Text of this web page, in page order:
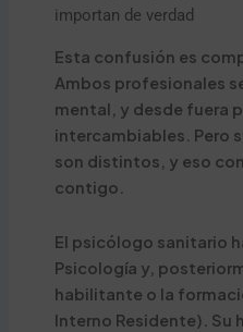
importan de verdad
Esta confusión es
Ambos profesionales
mental, y desde fuera
intercambiables. Pero
son distintos, y eso
contigo.
El psicólogo sanitario
Psicología y,
habilitante o la
Interno Residente). Su